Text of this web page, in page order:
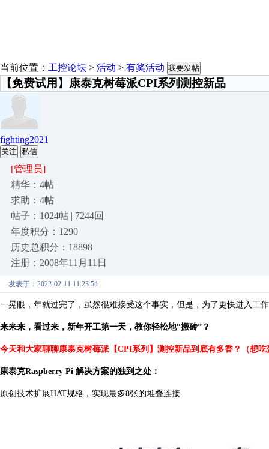
当前位置： 工控论坛 > 活动 > 有奖活动 我要发帖
【免费试用】康泰克树莓派CPI系列测控新品
fighting2021
关注 私信
[管理员]
精华：4帖
求助：4帖
帖子：1024帖 | 7244回
年度积分：1290
历史总积分：18898
注册：2008年11月11日
发表于：2022-02-11 11:23:54
一晃眼，年就过完了，虽然很难接受这个事实，但是，为了更快进入工
来来来，看过来，新年开工第一天，教你轻松地“搬砖”？
今天和大家聊聊康泰克树莓派【CPI系列】测控新品到底有多香？（想
康泰克Raspberry Pi 解决方案的独到之处：
原创技术扩展HAT规格，实现最多8张的堆叠连接